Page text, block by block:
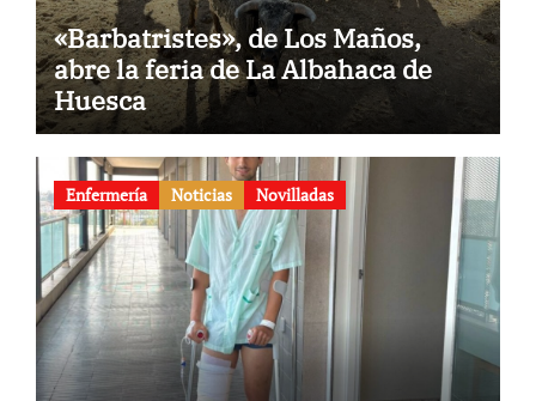
«Barbatristes», de Los Maños,
abre la feria de La Albahaca de
Huesca
Enfermería Noticias Novilladas